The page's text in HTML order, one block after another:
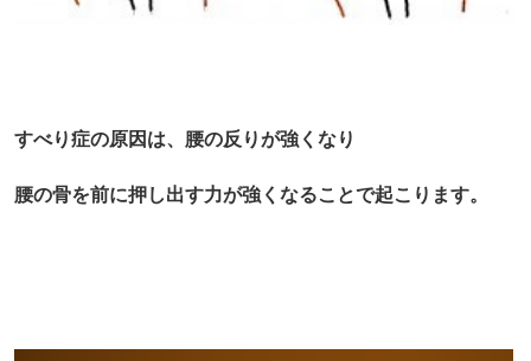
すべり症の原因は、腰の反りが強くなり
腰の骨を前に押し出す力が強くなることで起こります。